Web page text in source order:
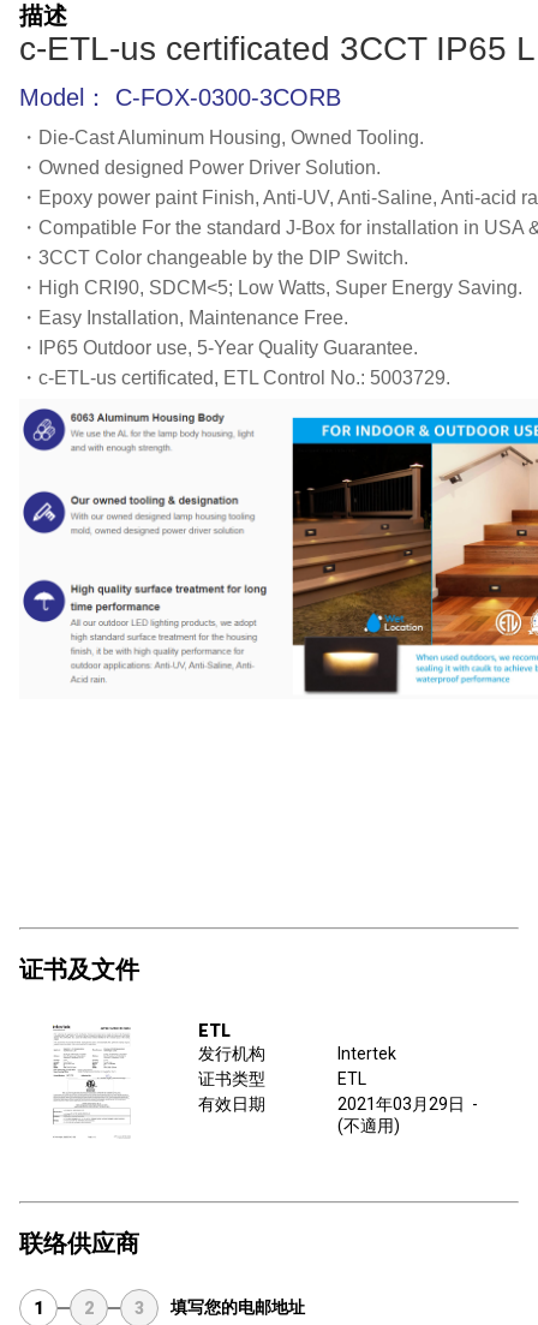
描述
c-ETL-us certificated 3CCT IP65
Model： C-FOX-0300-3CORB
・Die-Cast Aluminum Housing, Owned Tooling.
・Owned designed Power Driver Solution.
・Epoxy power paint Finish, Anti-UV, Anti-Saline, Anti-acid
・Compatible For the standard J-Box for installation in USA
・3CCT Color changeable by the DIP Switch.
・High CRI90, SDCM<5; Low Watts, Super Energy Saving.
・Easy Installation, Maintenance Free.
・IP65 Outdoor use, 5-Year Quality Guarantee.
・c-ETL-us certificated, ETL Control No.: 5003729.
证书及文件
ETL
发行机构
Intertek
证书类型
ETL
有效日期
2021年03月29日 -
(不適用)
联络供应商
1 2 3 填写您的电邮地址